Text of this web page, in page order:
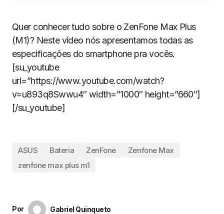
Quer conhecer tudo sobre o ZenFone Max Plus
(M1)? Neste vídeo nós apresentamos todas as
especificações do smartphone pra vocês.
[su_youtube
url=”https://www.youtube.com/watch?
v=u893q8Swwu4″ width=”1000″ height=”660″]
[/su_youtube]
ASUS Bateria ZenFone
Zenfone Max
zenfone max plus m1
Por
Gabriel Quinqueto